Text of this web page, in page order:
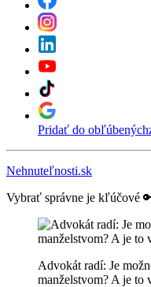
Pridať do obľúbených
Nehnuteľnosti.sk
Vybrať správne je kľúčové
Advokát radí: Je
manželstvom? A je to